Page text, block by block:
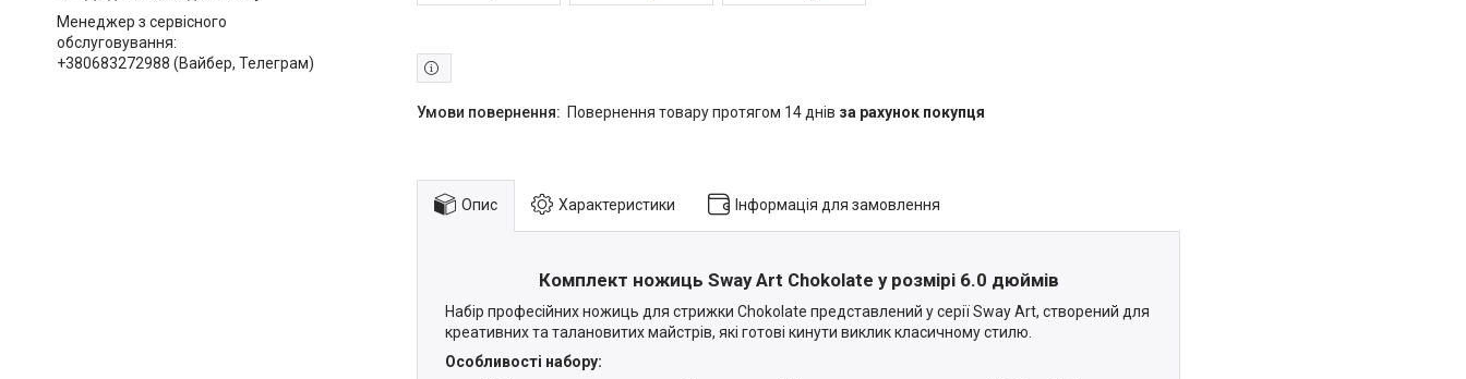
повернення товару протягом 14 днів за рахунок покупця
Опис Характеристики Інформація для замовлення
Комплект ножиць Sway Art Chokolate у розмірі 6.0 дюймів
Набір професійних ножиць для стрижки Chokolate представлений у серії Sway Art, створений для
креативних та талановитих майстрів, які готові кинути виклик класичному стилю.
Особливості набору:
Менеджер з сервісного
обслуговування
+380683272988 (Вайбер, Телеграм)